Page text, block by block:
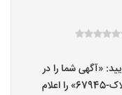
«آگهی شما را در
سایت ملک باران دیده ام و کد «مشاور املاک-67945» را اعلام